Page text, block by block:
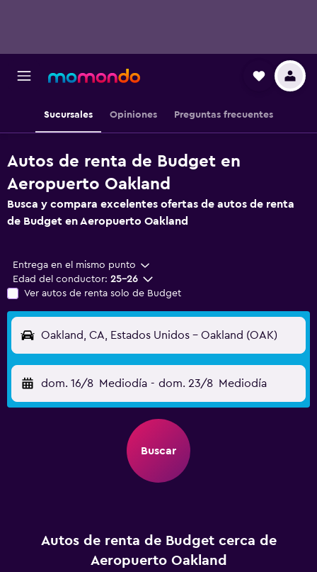
Sucursales Opiniones Preguntas frecuentes
Autos de renta de Budget en
Aeropuerto Oakland
Busca y compara excelentes ofertas de autos de renta
de Budget en Aeropuerto Oakland
Entrega en el mismo punto
Edad del conductor: 25-26
Ver autos de renta solo de Budget
Oakland, CA, Estados Unidos - Oakland (OAK)
dom. 16/8 Mediodía - dom. 23/8 Mediodía
Buscar
Autos de renta de Budget cerca de
Aeropuerto Oakland